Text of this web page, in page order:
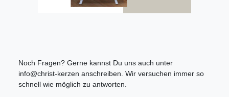
Noch Fragen? Gerne kannst Du uns auch unter
info@christ-kerzen anschreiben. Wir versuchen immer so
schnell wie möglich zu antworten.